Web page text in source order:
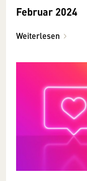
Februar 2024
Weiterlesen